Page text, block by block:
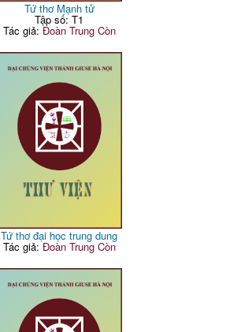
Tứ thơ Mạnh tử
Tập số: T1
Tác giả: Đoàn Trung Còn
Tứ thơ đại học trung dung
Tác giả:Đoàn Trung Còn